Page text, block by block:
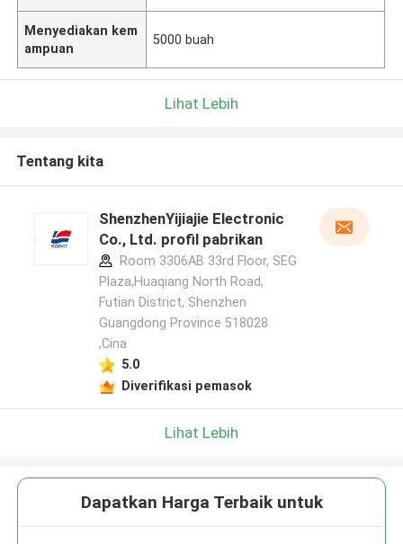
Menyediakan kem
ampuan
5000 buah
Lihat Lebih
Tentang kita
ShenzhenYijiajie Electronic
Co., Ltd. profil pabrikan
Room 3306AB 33rd Floor, SEG
Plaza,Huaqiang North Road,
Futian District, Shenzhen
Guangdong Province 518028
,Cina
5.0
Diverifikasi pemasok
Lihat Lebih
Dapatkan Harga Terbaik untuk